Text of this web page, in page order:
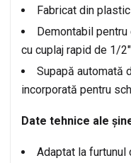
Fabricat din
Demontabil
cu cuplaj rapid de 1/2″
Supapă automată
incorporată pentru
Date tehnice ale
Adaptat la furtunul